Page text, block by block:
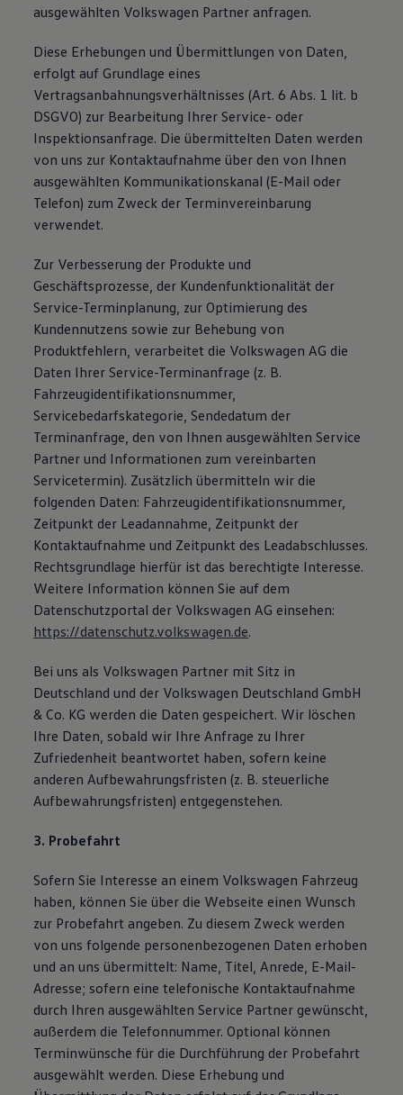
ausgewählten Volkswagen Partner anfragen.
Diese Erhebungen und Übermittlungen von Daten,
erfolgt auf Grundlage eines
Vertragsanbahnungsverhältnisses (Art. 6 Abs. 1 lit. b
DSGVO) zur Bearbeitung Ihrer Service- oder
Inspektionsanfrage. Die übermittelten Daten werden
von uns zur Kontaktaufnahme über den von Ihnen
ausgewählten Kommunikationskanal (E-Mail oder
Telefon) zum Zweck der Terminvereinbarung
verwendet.
Zur Verbesserung der Produkte und
Geschäftsprozesse, der Kundenfunktionalität der
Service-Terminplanung, zur Optimierung des
Kundennutzens sowie zur Behebung von
Produktfehlern, verarbeitet die Volkswagen AG die
Daten Ihrer Service-Terminanfrage (z. B.
Fahrzeugidentifikationsnummer,
Servicebedarfskategorie, Sendedatum der
Terminanfrage, den von Ihnen ausgewählten Service
Partner und Informationen zum vereinbarten
Servicetermin). Zusätzlich übermitteln wir die
folgenden Daten: Fahrzeugidentifikationsnummer,
Zeitpunkt der Leadannahme, Zeitpunkt der
Kontaktaufnahme und Zeitpunkt des Leadabschlusses.
Rechtsgrundlage hierfür ist das berechtigte Interesse.
Weitere Information können Sie auf dem
Datenschutzportal der Volkswagen AG einsehen:
https://datenschutz.volkswagen.de.
Bei uns als Volkswagen Partner mit Sitz in
Deutschland und der Volkswagen Deutschland GmbH
& Co. KG werden die Daten gespeichert. Wir löschen
Ihre Daten, sobald wir Ihre Anfrage zu Ihrer
Zufriedenheit beantwortet haben, sofern keine
anderen Aufbewahrungsfristen (z. B. steuerliche
Aufbewahrungsfristen) entgegenstehen.
3. Probefahrt
Sofern Sie Interesse an einem Volkswagen Fahrzeug
haben, können Sie über die Webseite einen Wunsch
zur Probefahrt angeben. Zu diesem Zweck werden
von uns folgende personenbezogenen Daten erhoben
und an uns übermittelt: Name, Titel, Anrede, E-Mail-
Adresse; sofern eine telefonische Kontaktaufnahme
durch Ihren ausgewählten Service Partner gewünscht,
außerdem die Telefonnummer. Optional können
Terminwünsche für die Durchführung der Probefahrt
ausgewählt werden. Diese Erhebung und